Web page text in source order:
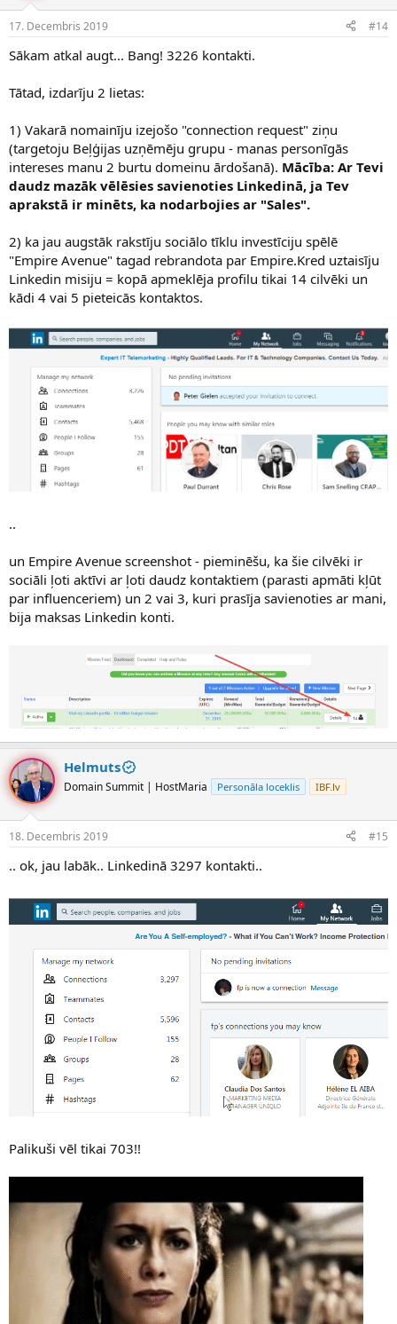
17. Decembris 2019 #14
Sākam atkal augt... Bang! 3226 kontakti.
Tātad, izdarīju 2 lietas:
1) Vakarā nomainīju izejošo "connection request" ziņu
(targetoju Beļģijas uzņēmēju grupu - manas personīgās
intereses manu 2 burtu domeinu ārdošanā). Mācība: Ar Tevi
daudz mazāk vēlēsies savienoties Linkedinā, ja Tev
aprakstā ir minēts, ka nodarbojies ar "Sales".
2) ka jau augstāk rakstīju sociālo tīklu investīciju spēlē
"Empire Avenue" tagad rebrandota par Empire.Kred uztaisīju
Linkedin misiju = kopā apmeklēja profilu tikai 14 cilvēki un
kādi 4 vai 5 pieteicās kontaktos.
..
un Empire Avenue screenshot - pieminēšu, ka šie cilvēki ir
sociāli ļoti aktīvi ar ļoti daudz kontaktiem (parasti apmāti kļūt
par influenceriem) un 2 vai 3, kuri prasīja savienoties ar mani,
bija maksas Linkedin konti.
Helmuts
Domain Summit | HostMaria Personāla loceklis IBF.lv
18. Decembris 2019 #15
.. ok, jau labāk.. Linkedinā 3297 kontakti..
Palikuši vēl tikai 703!!